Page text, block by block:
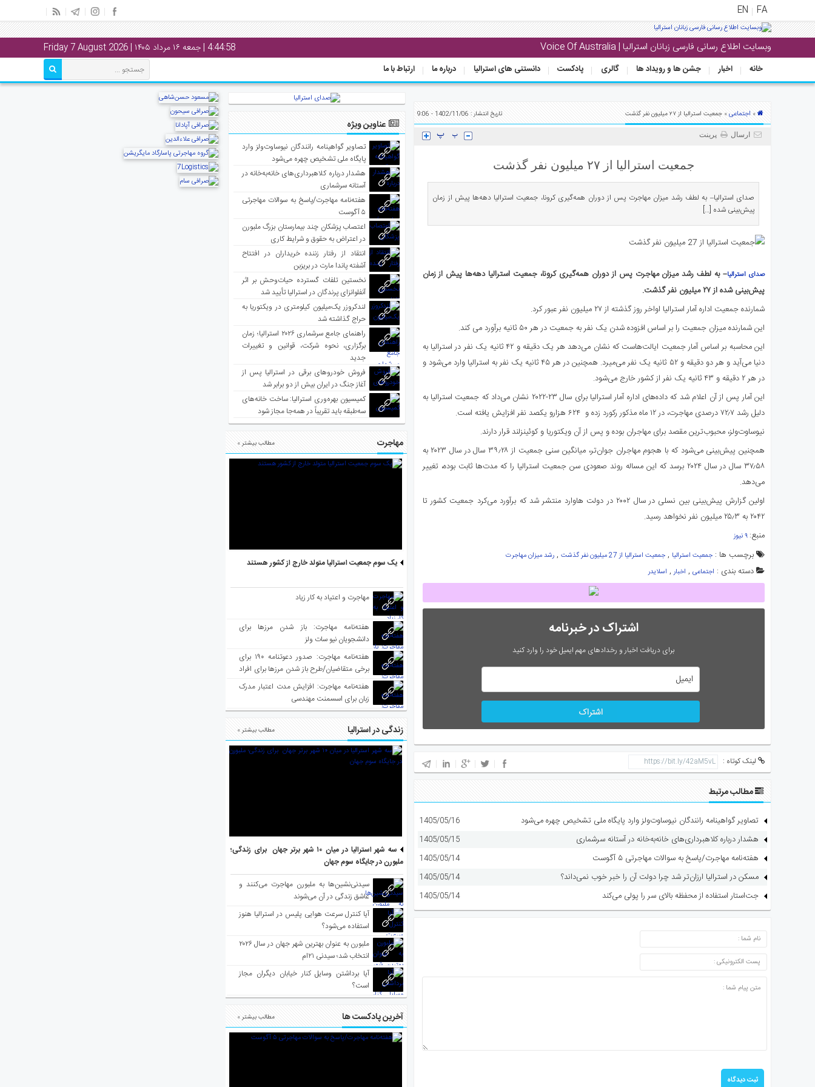
FA
EN
وبسایت اطلاع رسانی فارسی زبانان استرالیا | Voice Of Australia 4:44:59 | جمعه ۱۶ مرداد ۱۴۰۵ | Friday 7 August 2026
خانه اخبار جشن ها و رویداد ها گالری پادکست دانستنی های استرالیا درباره ما ارتباط با ما
اصلی
خانه
» اجتماعی» جمعیت استرالیا از ۲۷ میلیون نفر گذشت تاریخ انتشار : 1402/11/06 - 9:06
ارسال پرینت
جمعیت استرالیا از ۲۷ میلیون نفر گذشت
صدای استرالیا– به لطف رشد میزان مهاجرت پس از دوران همه‌گیری کرونا، جمعیت استرالیا دهه‌ها پیش از زمان
پیش‌بینی شده […]
صدای استرالیا– به لطف رشد میزان مهاجرت پس از دوران همه‌گیری کرونا، جمعیت استرالیا دهه‌ها پیش از زمان
پیش‌بینی شده از ۲۷ میلیون نفر گذشت.
شمارنده جمعیت اداره آمار استرالیا اواخر روز گذشته از ۲۷ میلیون نفر عبور کرد.
این شمارنده میزان جمعیت را بر اساس افزوده شدن یک نفر به جمعیت در هر ۵۰ ثانیه برآورد می کند.
این محاسبه بر اساس آمار جمعیت ایالت‌هاست که نشان می‌دهد هر یک دقیقه و ۴۲ ثانیه یک نفر در استرالیا به
دنیا می‌آید و هر دو دقیقه و ۵۲ ثانیه یک نفر می‌میرد. همچنین در هر ۴۵ ثانیه یک نفر به استرالیا وارد می‌شود و
در هر ۲ دقیقه و ۴۳ ثانیه یک نفر از کشور خارج می‌شود.
این آمار پس از آن اعلام شد که داده‌های اداره آمار استرالیا برای سال ۲۳-۲۰۲۲ نشان می‌داد که جمعیت استرالیا به
دلیل رشد ۷۲٫۷ درصدی مهاجرت، در ۱۲ ماه مذکور رکورد زده و
۶۲۴ هزارو یکصد نفر افزایش یافته است.
نیوساوت‌ولز، محبوب‌ترین مقصد برای مهاجران بوده و پس از آن ویکتوریا و کوئینزلند قرار دارند.
همچنین پیش‌بینی می‌شود که با هجوم مهاجران جوان‌تر، میانگین سنی جمعیت از ۳۹٫۲۸ سال در سال ۲۰۲۳ به
۳۷٫۵۸ سال در سال ۲۰۲۴ برسد که این مساله روند صعودی سن جمعیت استرالیا را که مدت‌ها ثابت بوده، تغییر
می‌دهد.
اولین گزارش پیش‌بینی بین نسلی در سال ۲۰۰۲ در دولت هاوارد منتشر شد که برآورد می‌کرد جمعیت کشور تا
۲۰۴۲ به ۲۵٫۳ میلیون نفر نخواهد رسید.
منبع:
برچسب ها : جمعیت استرالیا , جمعیت استرالیا از 27 میلیون نفر گذشت , رشد میزان مهاجرت
دسته بندی : اجتماعی , اخبار, اسلایدر
اشتراک در خبرنامه
برای دریافت اخبار و رخدادهای مهم ایمیل خود را وارد کنید
اشتراک
لینک کوتاه :
مطالب مرتبط
تصاویر گواهینامه رانندگان نیوساوت‌ولز وارد پایگاه ملی تشخیص چهره می‌شود 1405/05/16
هشدار درباره کلاهبرداری‌های خانه‌به‌خانه در آستانه سرشماری 1405/05/15
هفته‌نامه مهاجرت/پاسخ به سوالات مهاجرتی ۵ آگوست 1405/05/14
مسکن در استرالیا ارزان‌تر شد چرا دولت آن را خبر خوب نمی‌داند؟ 1405/05/14
جت‌استار استفاده از محفظه بالای سر را پولی می‌کند 1405/05/14
ارسال دیدگاه
عناوین ویژه
تصاویر گواهینامه رانندگان نیوساوت‌ولز وارد
پایگاه ملی تشخیص چهره می‌شود
هشدار درباره کلاهبرداری‌های خانه‌به‌خانه در
آستانه سرشماری
هفته‌نامه مهاجرت/پاسخ به سوالات مهاجرتی
۵ آگوست
اعتصاب پزشکان چند بیمارستان بزرگ ملبورن
در اعتراض به حقوق و شرایط کاری
انتقاد از رفتار زننده خریداران در افتتاح
آشفته پاندا مارت در بریزبن
نخستین تلفات گسترده حیات‌وحش بر اثر
آنفلوانزای پرندگان در استرالیا تأیید شد
لندکروزر یک‌میلیون کیلومتری در ویکتوریا به
حراج گذاشته شد
راهنمای جامع سرشماری ۲۰۲۶ استرالیا؛ زمان
برگزاری، نحوه شرکت، قوانین و تغییرات
جدید
فروش خودروهای برقی در استرالیا پس از
آغاز جنگ در ایران بیش از دو برابر شد
کمیسیون بهره‌وری استرالیا: ساخت خانه‌های
سه‌طبقه باید تقریباً در همه‌جا مجاز شود
مهاجرت مطالب بیشتر »
یک سوم جمعیت استرالیا متولد خارج از کشور هستند
مهاجرت و اعتیاد به کار زیاد
هفته‌نامه مهاجرت: باز شدن مرزها برای
دانشجویان نیو سات ولز
هفته‌نامه مهاجرت: صدور دعوتنامه ۱۹۰ برای
برخی متقاضیان/طرح باز شدن مرزها برای افراد
واکسینه شده
هفته‌نامه مهاجرت: افزایش مدت اعتبار مدرک
زبان برای اسسمنت مهندسی
زندگی در استرالیا مطالب بیشتر »
سه شهر استرالیا در میان ۱۰ شهر برتر جهان برای زندگی؛
ملبورن در جایگاه سوم جهان
سیدنی‌نشین‌ها به ملبورن مهاجرت می‌کنند و
عاشق زندگی در آن می‌شوند
آیا کنترل سرعت هوایی پلیس در استرالیا هنوز
استفاده می‌شود؟
ملبورن به عنوان بهترین شهر جهان در سال ۲۰۲۶
انتخاب شد؛ سیدنی ۲۱‌ام
آیا برداشتن وسایل کنار خیابان دیگران مجاز
است؟
آخرین پادکست ها مطالب بیشتر »